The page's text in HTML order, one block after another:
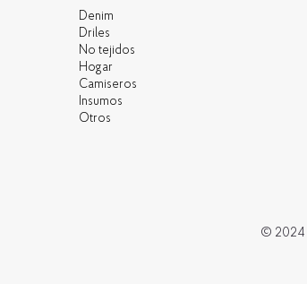
Denim
Driles
No tejidos
Hogar
Camiseros
Insumos
Otros
© 2024